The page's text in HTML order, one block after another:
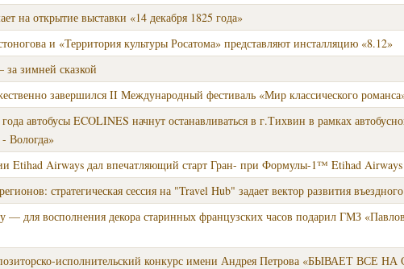
на открытие выставки «14 декабря 1825 года»
и «Территория культуры Росатома» представляют инсталляцию «8.12»
зимней сказкой
завершился II Международный фестиваль «Мир классического
автобусы ECOLINES начнут останавливаться в г.Тихвин в рамках
Вологда»
Etihad Airways дал впечатляющий старт Гран- при Формулы-1™ Etihad
стратегическая сессия на "Travel Hub" задает вектор развития
— для восполнения декора старинных французских часов подарил ГМЗ
исполнительский конкурс имени Андрея Петрова «БЫВАЕТ ВСЕ